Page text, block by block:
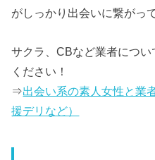
がしっかり出会いに繋がっ
サクラ、CBなど業者につ
ください！
⇒出会い系の素人女性と業
援デリなど）